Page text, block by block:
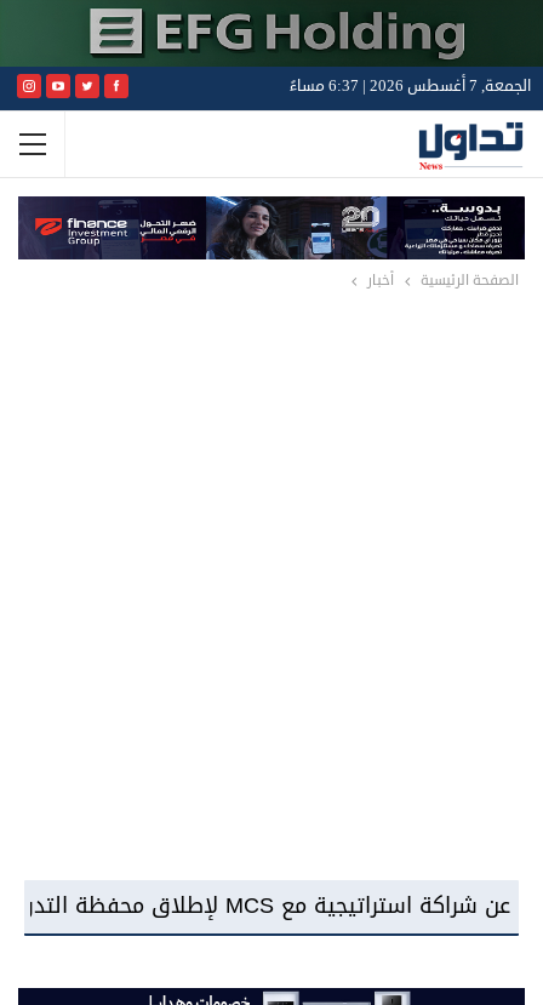
الجمعة, 7 أغسطس 2026 | 6:37 مساءً
الصفحة الرئيسية أخبار